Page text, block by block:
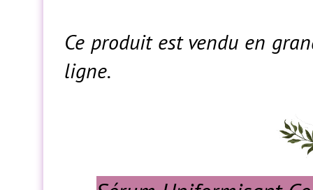
Ce produit est vendu en
ligne.